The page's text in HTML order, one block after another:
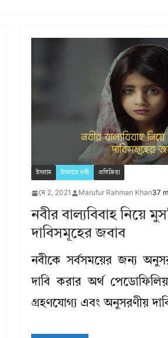
ইসলাম ইসলামে নারী প্রতিক্রিয়া
মে 2, 2021 Marufur Rahman Khan37
নবীর বাল্যবিবাহ নিয়ে
দাবিসমূহের জবাব
নবীকে সর্বসময়ের জন্য
দাবি করার অর্থ
গ্রহণযোগ্য এবং অনুসরণীয়